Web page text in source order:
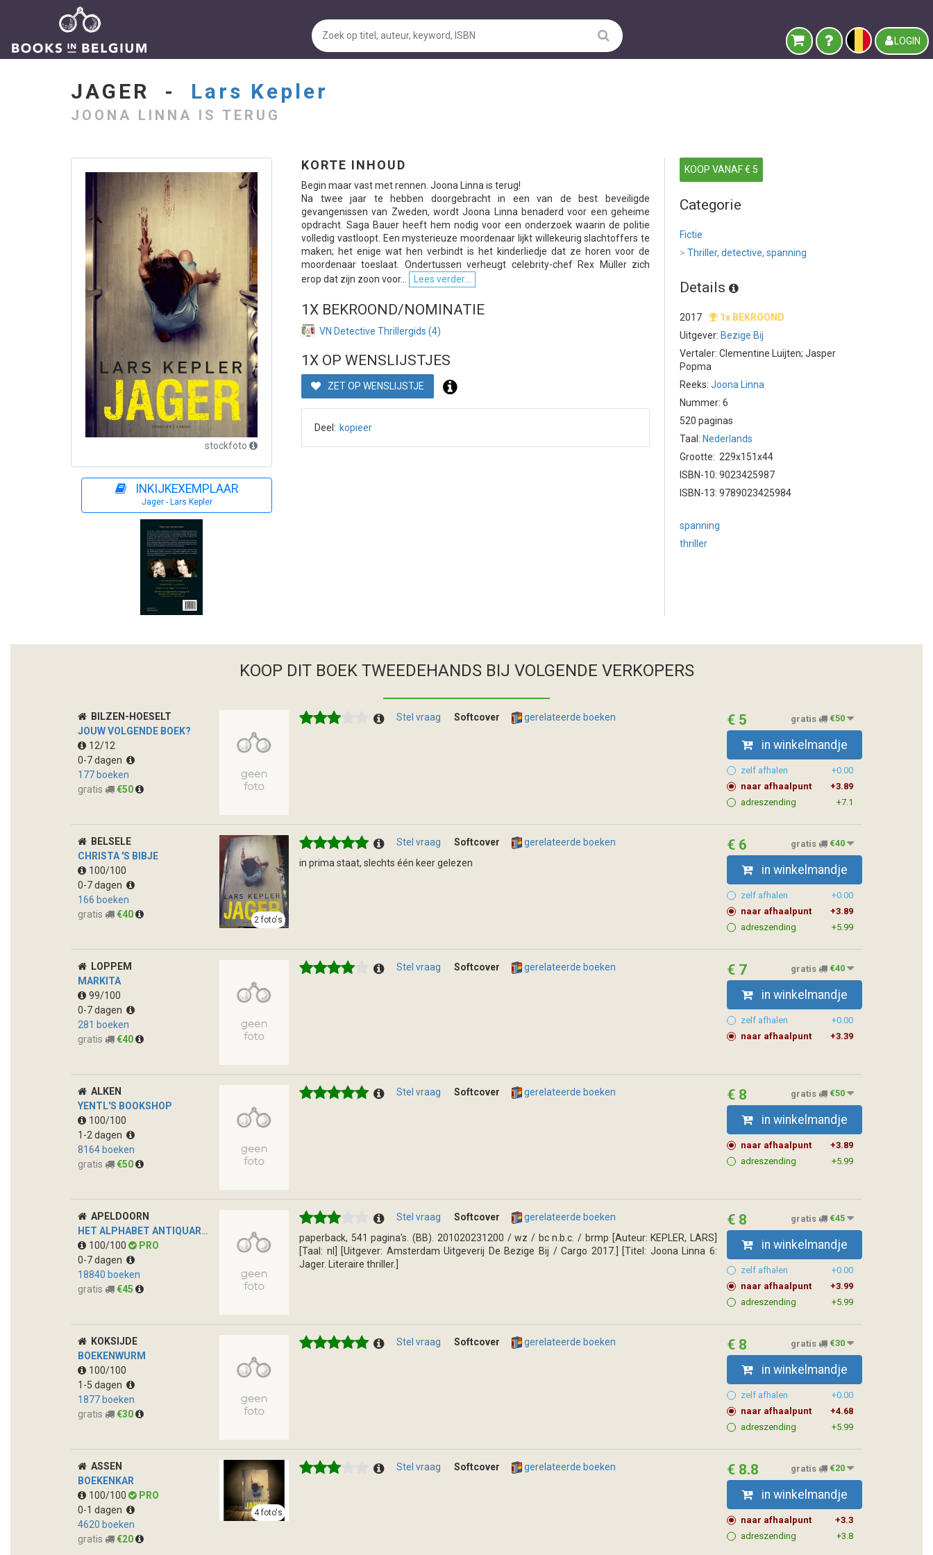
LOGIN
JAGER - Lars Kepler
JOONA LINNA IS TERUG
stockfoto
INKIJKEXEMPLAAR
Jager - Lars Kepler
KORTE INHOUD
Begin maar vast met rennen. Joona Linna is terug!
Na twee jaar te hebben doorgebracht in een van de best beveiligde
gevangenissen van Zweden, wordt Joona Linna benaderd voor een geheime
opdracht. Saga Bauer heeft hem nodig voor een onderzoek waarin de politie
volledig vastloopt. Een mysterieuze moordenaar lijkt willekeurig slachtoffers te
maken; het enige wat hen verbindt is het kinderliedje dat ze horen voor de
moordenaar toeslaat. Ondertussen verheugt celebrity-chef Rex Müller zich
erop dat zijn zoon voor...
Lees verder...
1X BEKROOND/NOMINATIE
VN Detective Thrillergids (4)
1X OP WENSLIJSTJES
ZET OP WENSLIJSTJE
Deel: kopieer
KOOP VANAF € 5
Categorie
Fictie
> Thriller, detective, spanning
Details
2017
1x BEKROOND
Uitgever: Bezige Bij
Vertaler: Clementine Luijten; Jasper
Popma
Reeks: Joona Linna
Nummer: 6
520 paginas
Taal: Nederlands
Grootte: 229x151x44
ISBN-10: 9023425987
ISBN-13: 9789023425984
spanning
thriller
KOOP DIT BOEK TWEEDEHANDS BIJ VOLGENDE VERKOPERS
BILZEN-HOESELT
JOUW VOLGENDE BOEK?
12/12
0-7 dagen
177 boeken
gratis
€50
Stel vraag Softcover gerelateerde boeken € 5 gratis €50
in winkelmandje
zelf afhalen
+0.00
naar afhaalpunt
+3.89
adreszending
+7.1
BELSELE
CHRISTA 'S BIBJE
100/100
0-7 dagen
166 boeken
gratis
€40 2 foto's
Stel vraag Softcover
gerelateerde boeken
in prima staat, slechts één keer gelezen
€ 6 gratis €40
in winkelmandje
zelf afhalen
+0.00
naar afhaalpunt
+3.89
adreszending
+5.99
LOPPEM
MARKITA
99/100
0-7 dagen
281 boeken
gratis
€40
Stel vraag Softcover gerelateerde boeken € 7 gratis €40
in winkelmandje
zelf afhalen
+0.00
naar afhaalpunt
+3.39
ALKEN
YENTL'S BOOKSHOP
100/100
1-2 dagen
8164 boeken
gratis
€50
Stel vraag Softcover gerelateerde boeken € 8 gratis €50
in winkelmandje
naar afhaalpunt
+3.89
adreszending
+5.99
APELDOORN
HET ALPHABET ANTIQUARIAAT
100/100
PRO
0-7 dagen
18840 boeken
gratis
€45
Stel vraag Softcover
gerelateerde boeken
paperback, 541 pagina's. (BB). 201020231200 / wz / bc n.b.c. / brmp [Auteur: KEPLER, LARS]
[Taal: nl] [Uitgever: Amsterdam Uitgeverij De Bezige Bij / Cargo 2017.] [Titel: Joona Linna 6:
Jager. Literaire thriller.]
€ 8 gratis €45
in winkelmandje
zelf afhalen
+0.00
naar afhaalpunt
+3.99
adreszending
+5.99
KOKSIJDE
BOEKENWURM
100/100
1-5 dagen
1877 boeken
gratis
€30
Stel vraag Softcover gerelateerde boeken € 8 gratis €30
in winkelmandje
zelf afhalen
+0.00
naar afhaalpunt
+4.68
adreszending
+5.99
ASSEN
BOEKENKAR
100/100
PRO
0-1 dagen
4620 boeken
gratis
€20
4 foto's
Stel vraag Softcover gerelateerde boeken € 8.8 gratis €20
in winkelmandje
naar afhaalpunt
+3.3
adreszending
+3.8